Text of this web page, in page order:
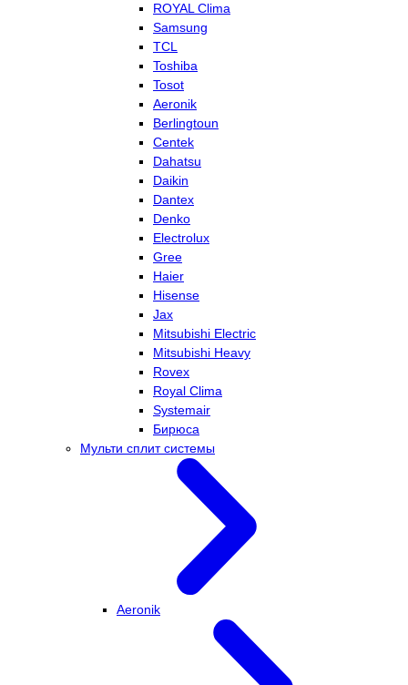
ROYAL Clima
Samsung
TCL
Toshiba
Tosot
Aeronik
Berlingtoun
Centek
Dahatsu
Daikin
Dantex
Denko
Electrolux
Gree
Haier
Hisense
Jax
Mitsubishi Electric
Mitsubishi Heavy
Rovex
Royal Clima
Systemair
Бирюса
Мульти сплит системы
Aeronik